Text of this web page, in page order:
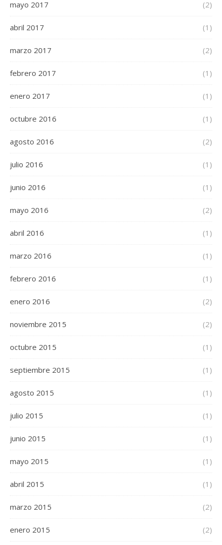
mayo 2017 (2)
abril 2017 (1)
marzo 2017 (2)
febrero 2017 (1)
enero 2017 (1)
octubre 2016 (1)
agosto 2016 (2)
julio 2016 (1)
junio 2016 (1)
mayo 2016 (2)
abril 2016 (1)
marzo 2016 (1)
febrero 2016 (1)
enero 2016 (2)
noviembre 2015 (2)
octubre 2015 (1)
septiembre 2015 (1)
agosto 2015 (1)
julio 2015 (1)
junio 2015 (1)
mayo 2015 (1)
abril 2015 (1)
marzo 2015 (2)
enero 2015 (2)